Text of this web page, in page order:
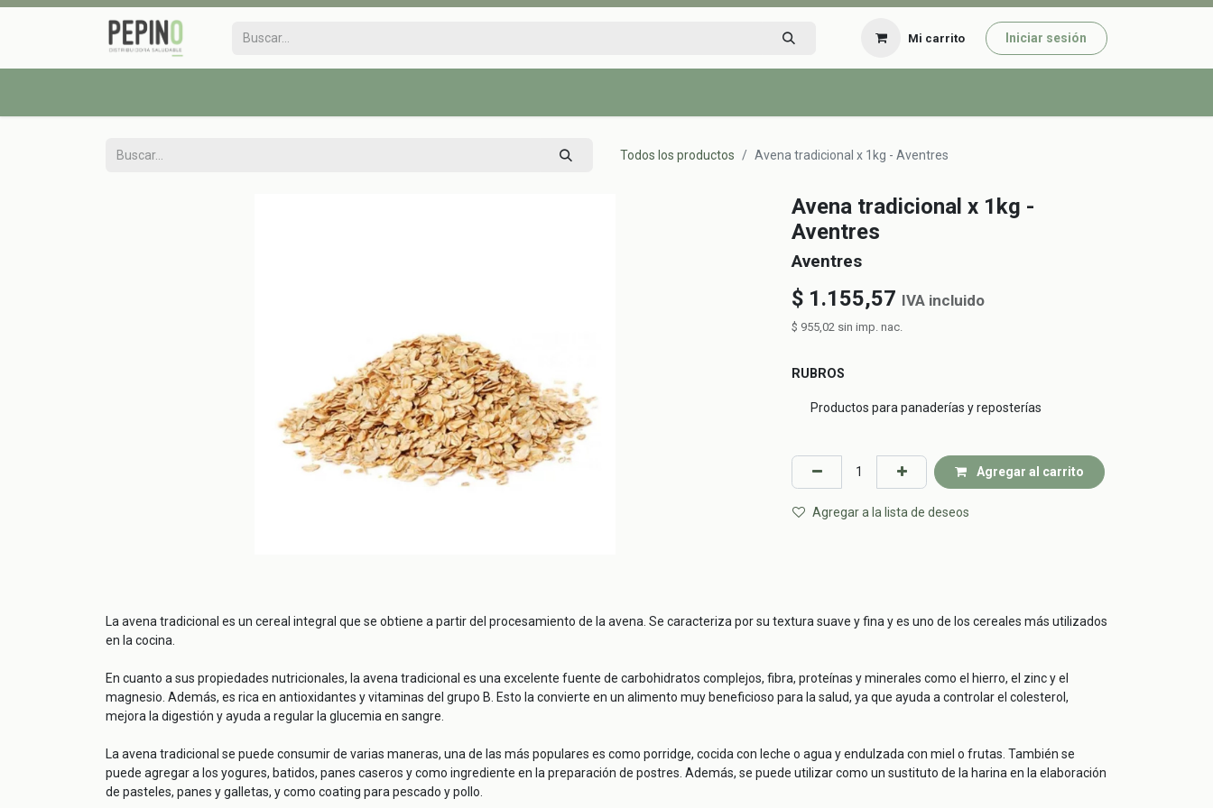
Mi carrito Iniciar sesión
Todos los productos Avena tradicional x 1kg - Aventres
Avena tradicional x 1kg -
Aventres
Aventres
$ 1.155,57 IVA incluido
$ 955,02 sin imp. nac.
RUBROS
Productos para panaderías y reposterías
Agregar al carrito
Agregar a la lista de deseos
La avena tradicional es un cereal integral que se obtiene a partir del procesamiento de la avena. Se caracteriza por su textura suave y fina y es uno de los cereales más utilizados
en la cocina.
En cuanto a sus propiedades nutricionales, la avena tradicional es una excelente fuente de carbohidratos complejos, fibra, proteínas y minerales como el hierro, el zinc y el
magnesio. Además, es rica en antioxidantes y vitaminas del grupo B. Esto la convierte en un alimento muy beneficioso para la salud, ya que ayuda a controlar el colesterol,
mejora la digestión y ayuda a regular la glucemia en sangre.
La avena tradicional se puede consumir de varias maneras, una de las más populares es como porridge, cocida con leche o agua y endulzada con miel o frutas. También se
puede agregar a los yogures, batidos, panes caseros y como ingrediente en la preparación de postres. Además, se puede utilizar como un sustituto de la harina en la elaboración
de pasteles, panes y galletas, y como coating para pescado y pollo.